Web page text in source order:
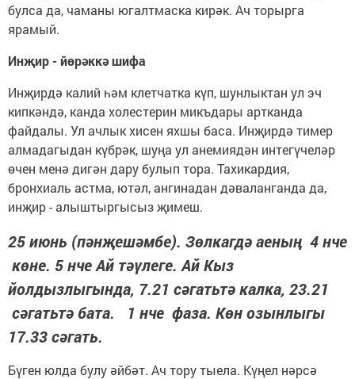
булса да, чаманы югалтмаска кирәк. Ач торырга
ярамый.
Инҗир - йөрәккә шифа
Инҗирдә калий һәм клетчатка күп, шунлыктан ул эч
кипкәндә, канда холестерин микъдары артканда
файдалы. Ул ачлык хисен яхшы баса. Инҗирдә тимер
алмадагыдан күбрәк, шуңа ул анемиядән интегүчеләр
өчен менә дигән дару булып тора. Тахикардия,
бронхиаль астма, ютәл, ангинадан дәваланганда да,
инҗир - алыштыргысыз җимеш.
25 июнь (пәнҗешәмбе). Зөлкагдә аеның 4 нче
көне. 5 нче Ай тәүлеге. Ай Кыз
йолдызлыгында, 7.21 сәгатьтә калка, 23.21
сәгатьтә бата. 1 нче фаза. Көн озынлыгы
17.33 сәгать.
Бүген юлда булу әйбәт. Ач тору тыела. Күңел нәрсә